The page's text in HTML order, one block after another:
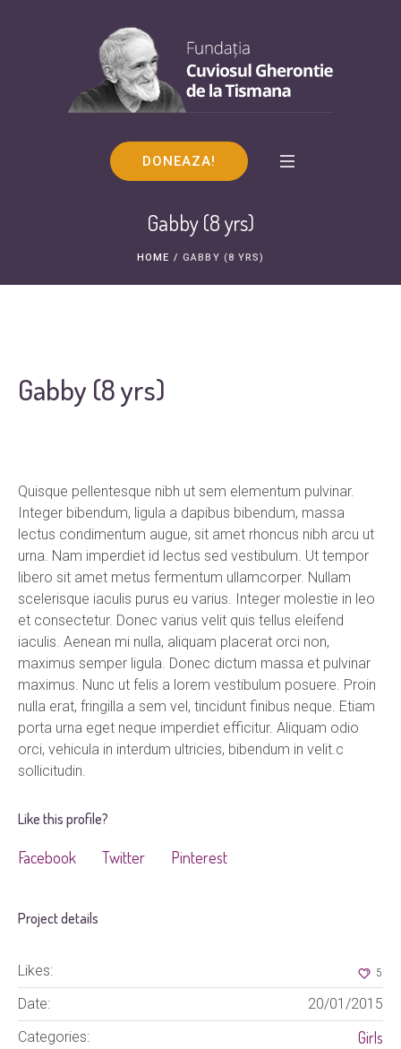
DONEAZA!
Gabby (8 yrs)
HOME / GABBY (8 YRS)
Gabby (8 yrs)
Quisque pellentesque nibh ut sem elementum pulvinar.
Integer bibendum, ligula a dapibus bibendum, massa
lectus condimentum augue, sit amet rhoncus nibh arcu ut
urna. Nam imperdiet id lectus sed vestibulum. Ut tempor
libero sit amet metus fermentum ullamcorper. Nullam
scelerisque iaculis purus eu varius. Integer molestie in leo
et consectetur. Donec varius velit quis tellus eleifend
iaculis. Aenean mi nulla, aliquam placerat orci non,
maximus semper ligula. Donec dictum massa et pulvinar
maximus. Nunc ut felis a lorem vestibulum posuere. Proin
nulla erat, fringilla a sem vel, tincidunt finibus neque. Etiam
porta urna eget neque imperdiet efficitur. Aliquam odio
orci, vehicula in interdum ultricies, bibendum in velit.c
sollicitudin.
Like this profile?
Facebook Twitter Pinterest
Project details
Likes: 5
Date:
20/01/2015
Categories:
Girls